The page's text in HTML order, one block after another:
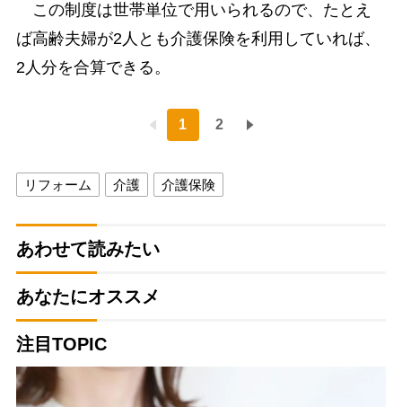
この制度は世帯単位で用いられるので、たとえ
ば高齢夫婦が2人とも介護保険を利用していれば、
2人分を合算できる。
1 2
リフォーム 介護 介護保険
あわせて読みたい
あなたにオススメ
注目TOPIC